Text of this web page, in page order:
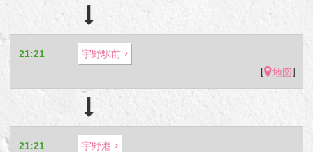
21:21
宇野駅前
[
地図]
21:21
宇野港